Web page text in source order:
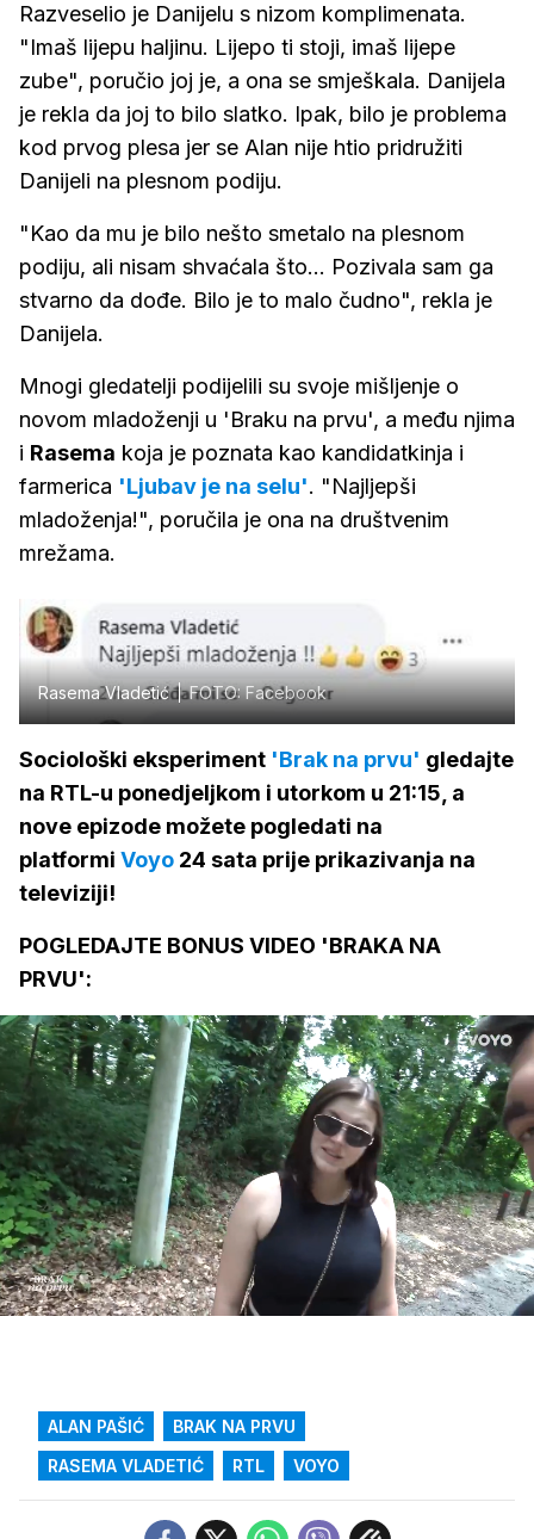
Razveselio je Danijelu s nizom komplimenata.
"Imaš lijepu haljinu. Lijepo ti stoji, imaš lijepe
zube", poručio joj je, a ona se smješkala. Danijela
je rekla da joj to bilo slatko. Ipak, bilo je problema
kod prvog plesa jer se Alan nije htio pridružiti
Danijeli na plesnom podiju.
"Kao da mu je bilo nešto smetalo na plesnom
podiju, ali nisam shvaćala što... Pozivala sam ga
stvarno da dođe. Bilo je to malo čudno", rekla je
Danijela.
Mnogi gledatelji podijelili su svoje mišljenje o
novom mladoženji u 'Braku na prvu', a među njima
i Rasema koja je poznata kao kandidatkinja i
farmerica 'Ljubav je na selu'. "Najljepši
mladoženja!", poručila je ona na društvenim
mrežama.
Rasema Vladetić FOTO: Facebook
Sociološki eksperiment 'Brak na prvu' gledajte
na RTL-u ponedjeljkom i utorkom u 21:15, a
nove epizode možete pogledati na
platformi Voyo 24 sata prije prikazivanja na
televiziji!
POGLEDAJTE BONUS VIDEO 'BRAKA NA
PRVU':
Upali
zvuk
/
Loaded:
42.76%
ALAN PAŠIĆ
BRAK NA PRVU
RASEMA VLADETIĆ
RTL VOYO